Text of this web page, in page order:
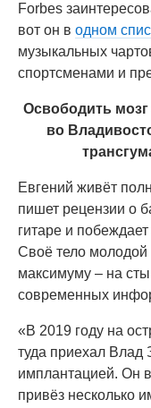
Forbes
вот он в одном
музыкальных
спортсменами и
Освободить мозг
во
Евгений живёт
пишет рецензии о
гитаре и
Своё тело молодой
максимуму – на
современных
«В 2019 году на
туда приехал Влад
имплантацией. Он
привёз несколько